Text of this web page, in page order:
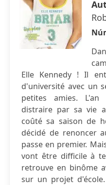
Elle Kennedy ! Il
d'université avec un
petites amies.
distraire par sa vie
coûté sa saison de
décidé de renoncer
passe en premier.
vont être difficile à
retrouve en binôme
sur un projet